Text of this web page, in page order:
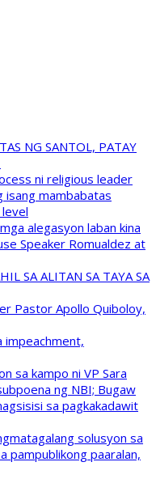
NG SANTOL, PATAY
ni religious leader
isang mambabatas
alegasyon laban kina
Speaker Romualdez at
SA ALITAN SA TAYA SA
Pastor Apollo Quiboloy,
impeachment,
sa kampo ni VP Sara
ng NBI; Bugaw
sa pagkakadawit
solusyon sa
pampublikong paaralan,